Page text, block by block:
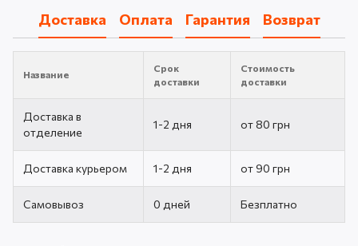
Доставка Оплата Гарантия Возврат
Название
Срок
доставки
Стоимость
доставки
Доставка в
отделение
1-2 дня от 80 грн
Доставка курьером 1-2 дня от 90 грн
Самовывоз 0 дней Безплатно